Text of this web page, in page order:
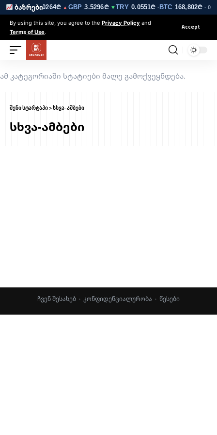
ბაზრები
▼EUR3.0264₾ ▲ GBP 3.5296₾ ▼TRY 0.0551₾ ·BTC 168,802₾ · 0%
By using this site, you agree to the Privacy Policy and
Terms of Use.
Accept
ამ კატეგორიაში სტატიები მალე გამოქვეყნდება.
შენი სტარტაპი>სხვა-ამბები
სხვა-ამბები
ჩვენ შესახებ · კონფიდენციალურობა · წესები